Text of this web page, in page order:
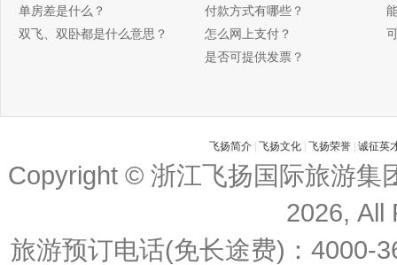
单房差是什么？
双飞、双卧都是什么意思？
付款方式有哪些？
怎么网上支付？
是否可提供发票？
飞扬简介 飞扬文化 飞扬荣誉 诚征英
Copyright © 浙江飞扬国际旅游集
2026, All
旅游预订电话(免长途费)：4000-